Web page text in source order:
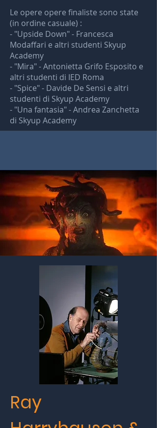
Le opere opere finaliste sono state
(in ordine casuale) :
- "Upside Down" - Francesca
Modaffari e altri studenti Skyup
Academy
- "Mira" - Antonietta Grifo Esposito e
altri studenti di IED Roma
- "Spice" - Davide De Sensi e altri
studenti di Skyup Academy
- "Una fantasia" - Andrea Zanchetta
di Skyup Academy
Ray